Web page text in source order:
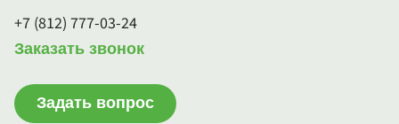
+7 (812) 777-03-24
Заказать звонок
Задать вопрос